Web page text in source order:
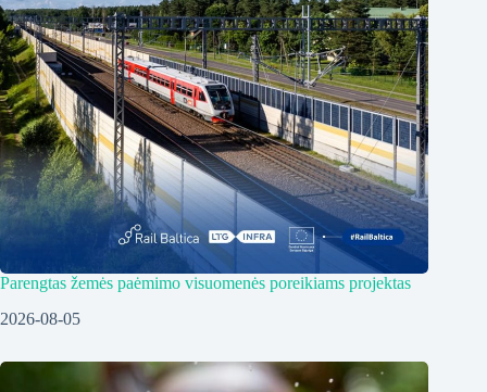
Parengtas žemės paėmimo visuomenės poreikiams projektas
2026-08-05